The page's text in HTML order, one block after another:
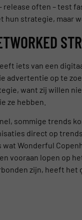
release often – test
hun strategie, maar
iets van een
advertentie op te
want zij willen
ze hebben.
sommige trends
direct op
Wonderful
vooraan lopen op
zijn, heeft het